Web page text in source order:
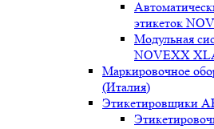
этикеток
Модульная
NOVEXX
Маркировочное
(Италия)
Этикетировщики